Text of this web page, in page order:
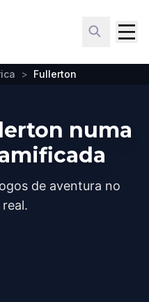
> Fullerton
numa
de aventura no